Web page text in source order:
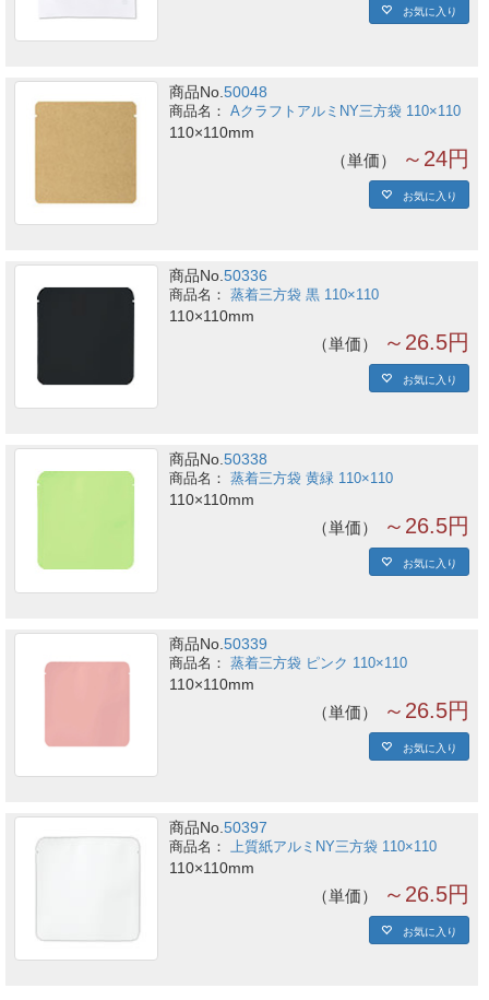
お気に入り
商品No.50048
AクラフトアルミNY三方袋 110×110
110×110mm
単価 ～24円
お気に入り
商品No.50336
蒸着三方袋 黒 110×110
110×110mm
単価 ～26.5円
お気に入り
商品No.50338
蒸着三方袋 黄緑 110×110
110×110mm
単価 ～26.5円
お気に入り
商品No.50339
蒸着三方袋 ピンク 110×110
110×110mm
単価 ～26.5円
お気に入り
商品No.50397
上質紙アルミNY三方袋 110×110
110×110mm
単価 ～26.5円
お気に入り